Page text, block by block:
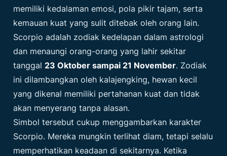
memiliki kedalaman emosi, pola pikir tajam, serta
kemauan kuat yang sulit ditebak oleh orang lain.
Scorpio adalah zodiak kedelapan dalam astrologi
dan menaungi orang-orang yang lahir sekitar
tanggal23 Oktober sampai 21 November. Zodiak
ini dilambangkan oleh kalajengking, hewan kecil
yang dikenal memiliki pertahanan kuat dan tidak
akan menyerang tanpa alasan.
Simbol tersebut cukup menggambarkan karakter
Scorpio. Mereka mungkin terlihat diam, tetapi selalu
memperhatikan keadaan di sekitarnya. Ketika